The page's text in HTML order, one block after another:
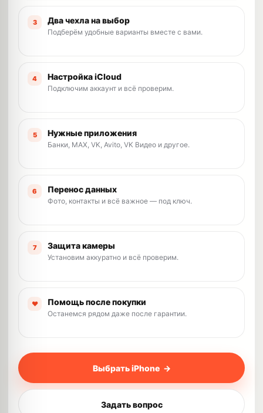
3 Два чехла на выбор
Подберём удобные варианты вместе с вами.
4 Настройка iCloud
Подключим аккаунт и всё проверим.
5 Нужные приложения
Банки, MAX, VK, Avito, VK Видео и другое.
6 Перенос данных
Фото, контакты и всё важное — под ключ.
7 Защита камеры
Установим аккуратно и всё проверим.
♥ Помощь после покупки
Останемся рядом даже после гарантии.
Выбрать iPhone →
Задать вопрос